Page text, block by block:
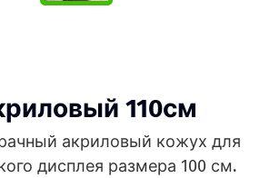
110см
акриловый кожух для
дисплея размера 100 см.